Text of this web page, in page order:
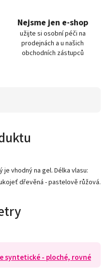
Nejsme jen e-shop
užijte si osobní péči na
prodejnách a u našich
obchodních zástupců
vhodný na gel. Délka vlasu:
dřevěná - pastelově růžová.
syntetické - ploché, rovné